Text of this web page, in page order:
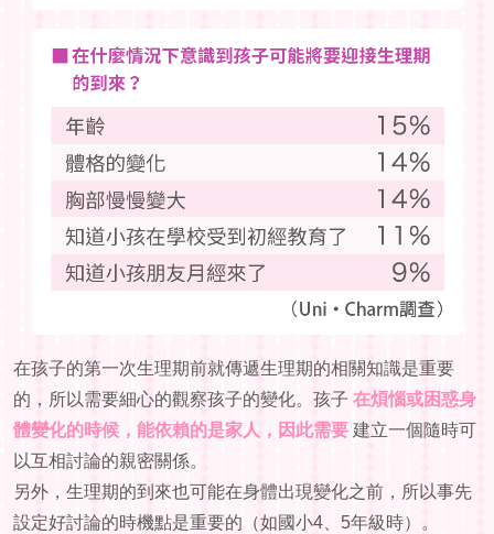
首頁
給女孩的
給父母的
給學生的
給老師的
在孩子的第一次生理期前就傳遞生理期的相關知識是重要
的，所以需要細心的觀察孩子的變化。孩子 在煩惱或困惑身
體變化的時候，能依賴的是家人，因此需要建立一個隨時可
以互相討論的親密關係。
另外，生理期的到來也可能在身體出現變化之前，所以事先
設定好討論的時機點是重要的（如國小4、5年級時）。